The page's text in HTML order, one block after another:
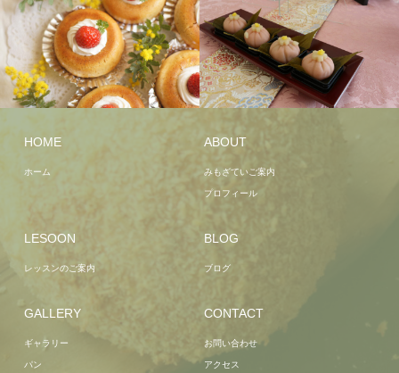
HOME
ホーム
ABOUT
みもざていご案内
プロフィール
LESOON
レッスンのご案内
BLOG
ブログ
GALLERY
ギャラリー
パン
CONTACT
お問い合わせ
アクセス